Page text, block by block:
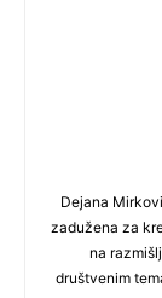
Dejana
zadužena za
na
društvenim